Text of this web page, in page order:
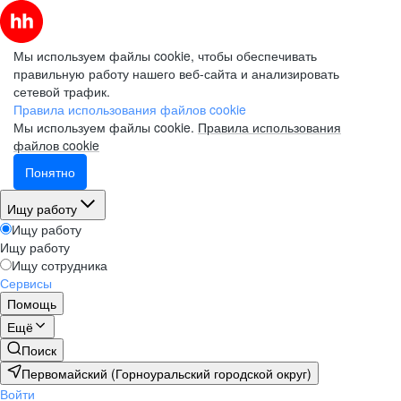
Мы используем файлы cookie, чтобы обеспечивать
правильную работу нашего веб-сайта и анализировать
сетевой трафик.
Правила использования файлов cookie
Мы используем файлы cookie. Правила использования
файлов cookie
Понятно
Ищу работу
Ищу работу
Ищу работу
Ищу сотрудника
Сервисы
Помощь
Ещё
Поиск
Первомайский (Горноуральский городской округ)
Войти